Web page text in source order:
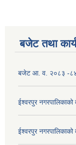
बजेट तथा
बजेट आ. व. २०८३ -
ईश्वरपुर
ईश्वरपुर